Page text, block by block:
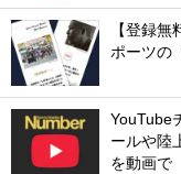
【登録
ポーツの
YouTube
ールや陸
を動画で